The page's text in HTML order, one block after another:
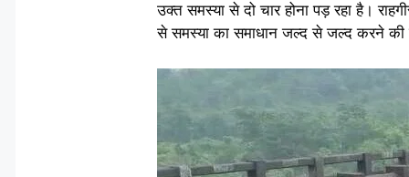
उक्त समस्या से दो चार होना पड़ रहा है।
से समस्या का समाधान जल्द से जल्द करने की